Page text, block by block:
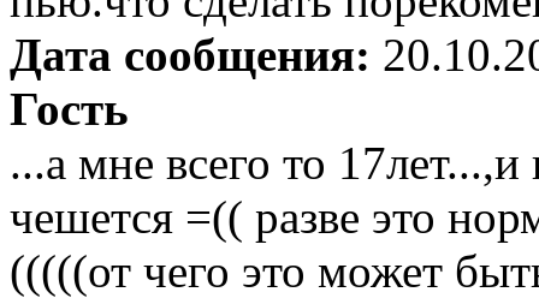
Дата сообщения:
Гость
...а мне всего то 17лет...,и
чешется =(( разве это
(((((от чего это может